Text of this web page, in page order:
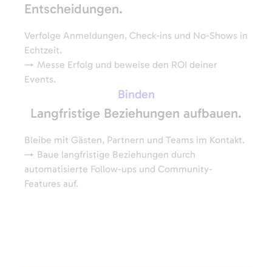
Entscheidungen.
Verfolge Anmeldungen, Check-ins und No-Shows in
Echtzeit.
→ Messe Erfolg und beweise den ROI deiner
Events.
Binden
Langfristige Beziehungen aufbauen.
Bleibe mit Gästen, Partnern und Teams im Kontakt.
→ Baue langfristige Beziehungen durch
automatisierte Follow-ups und Community-
Features auf.